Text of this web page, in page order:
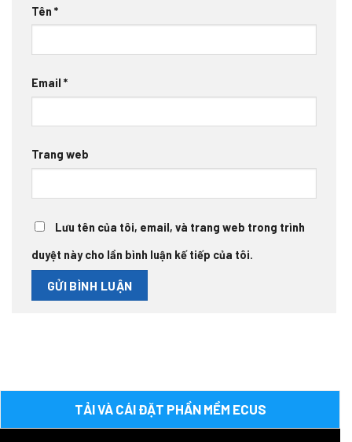
Tên *
Email *
Trang web
Lưu tên của tôi, email, và trang web trong trình
duyệt này cho lần bình luận kế tiếp của tôi.
TẢI VÀ CÁI ĐẶT PHẦN MỀM ECUS